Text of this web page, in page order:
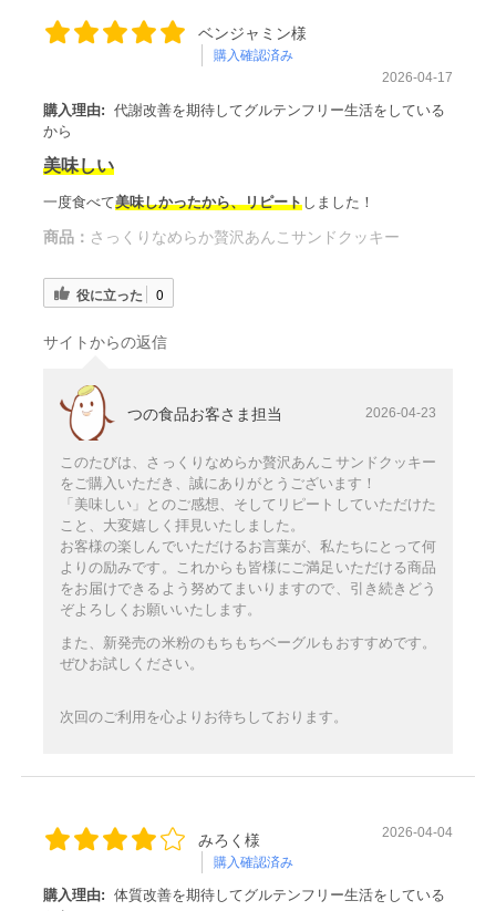
ベンジャミン様
購入確認済み
2026-04-17
購入理由: 代謝改善を期待してグルテンフリー生活をしている
から
美味しい
一度食べて美味しかったから、リピートしました！
商品： さっくりなめらか贅沢あんこサンドクッキー
役に立った 0
サイトからの返信
つの食品お客さま担当 2026-04-23
このたびは、さっくりなめらか贅沢あんこサンドクッキー
をご購入いただき、誠にありがとうございます！
「美味しい」とのご感想、そしてリピートしていただけた
こと、大変嬉しく拝見いたしました。
お客様の楽しんでいただけるお言葉が、私たちにとって何
よりの励みです。これからも皆様にご満足いただける商品
をお届けできるよう努めてまいりますので、引き続きどう
ぞよろしくお願いいたします。
また、新発売の米粉のもちもちベーグルもおすすめです。
ぜひお試しください。
次回のご利用を心よりお待ちしております。
みろく様
購入確認済み
2026-04-04
購入理由: 体質改善を期待してグルテンフリー生活をしている